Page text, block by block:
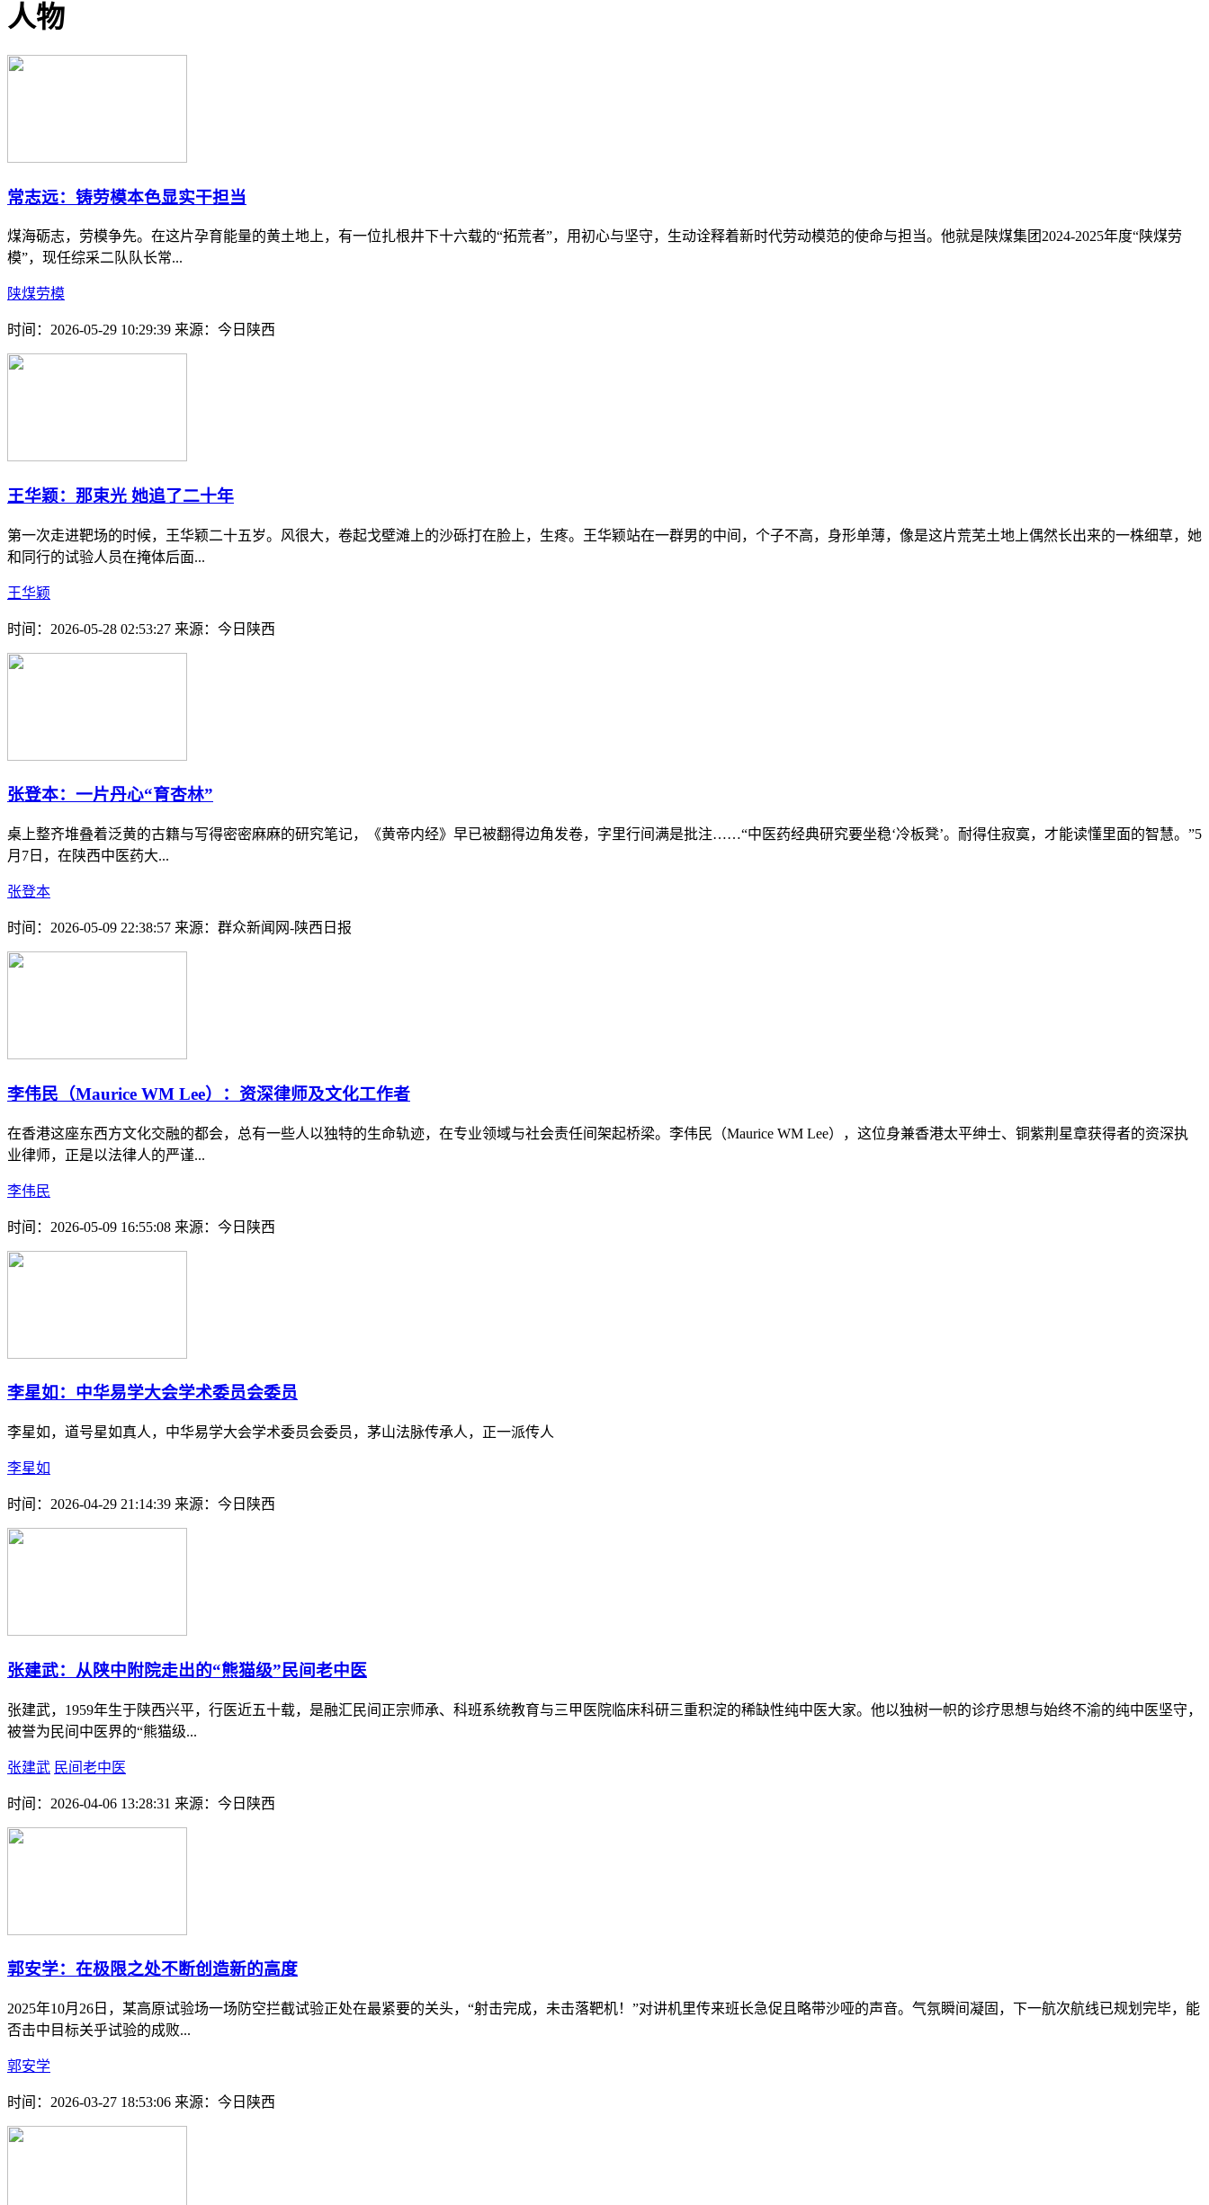
人物
常志远：铸劳模本色显实干担当
煤海砺志，劳模争先。在这片孕育能量的黄土地上，有一位扎根井下十六载的“拓荒者”，用初心与坚守，生动诠释着新时代劳动模范的使命与担当。他就是陕煤集团2024-2025年度“陕煤劳
模”，现任综采二队队长常...
陕煤劳模
时间：2026-05-29 10:29:39 来源：今日陕西
王华颖：那束光 她追了二十年
第一次走进靶场的时候，王华颖二十五岁。风很大，卷起戈壁滩上的沙砾打在脸上，生疼。王华颖站在一群男的中间，个子不高，身形单薄，像是这片荒芜土地上偶然长出来的一株细草，她
和同行的试验人员在掩体后面...
王华颖
时间：2026-05-28 02:53:27 来源：今日陕西
张登本：一片丹心“育杏林”
桌上整齐堆叠着泛黄的古籍与写得密密麻麻的研究笔记，《黄帝内经》早已被翻得边角发卷，字里行间满是批注……“中医药经典研究要坐稳‘冷板凳’。耐得住寂寞，才能读懂里面的智慧。”5
月7日，在陕西中医药大...
张登本
时间：2026-05-09 22:38:57 来源：群众新闻网-陕西日报
李伟民（Maurice WM Lee）：资深律师及文化工作者
在香港这座东西方文化交融的都会，总有一些人以独特的生命轨迹，在专业领域与社会责任间架起桥梁。李伟民（Maurice WM Lee），这位身兼香港太平绅士、铜紫荆星章获得者的资深执
业律师，正是以法律人的严谨...
李伟民
时间：2026-05-09 16:55:08 来源：今日陕西
李星如：中华易学大会学术委员会委员
李星如，道号星如真人，中华易学大会学术委员会委员，茅山法脉传承人，正一派传人
李星如
时间：2026-04-29 21:14:39 来源：今日陕西
张建武：从陕中附院走出的“熊猫级”民间老中医
张建武，1959年生于陕西兴平，行医近五十载，是融汇民间正宗师承、科班系统教育与三甲医院临床科研三重积淀的稀缺性纯中医大家。他以独树一帜的诊疗思想与始终不渝的纯中医坚守，
被誉为民间中医界的“熊猫级...
张建武 民间老中医
时间：2026-04-06 13:28:31 来源：今日陕西
郭安学：在极限之处不断创造新的高度
2025年10月26日，某高原试验场一场防空拦截试验正处在最紧要的关头，“射击完成，未击落靶机！”对讲机里传来班长急促且略带沙哑的声音。气氛瞬间凝固，下一航次航线已规划完毕，能
否击中目标关乎试验的成败...
郭安学
时间：2026-03-27 18:53:06 来源：今日陕西